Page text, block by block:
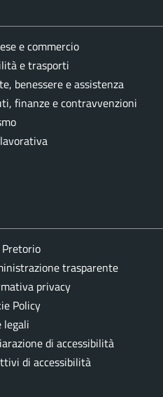
e commercio
e trasporti
benessere e assistenza
finanze e contravvenzioni
trasparente
privacy
Policy
legali
di accessibilità
di accessibilità